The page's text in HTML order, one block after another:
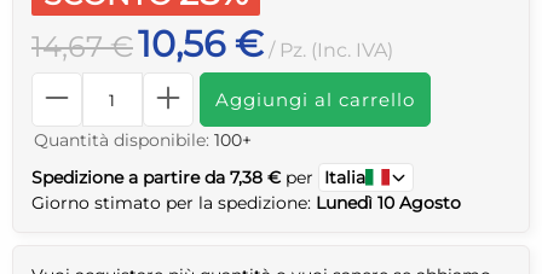
14,67 €10,56 € / Pz. (Inc. IVA)
Aggiungi al carrello
Quantità disponibile: 100+
Spedizione a partire da 7,38 € per
Italia
Giorno stimato per la spedizione: Lunedì 10 Agosto